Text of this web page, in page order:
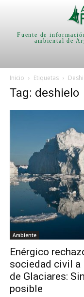
Fuente de
ambiental de
Inicio Etiquetas
Tag: deshielo
Ambiente
Enérgico
sociedad civil a
de Glaciares:
posible